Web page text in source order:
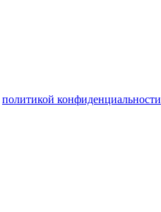
политикой конфиденциальности